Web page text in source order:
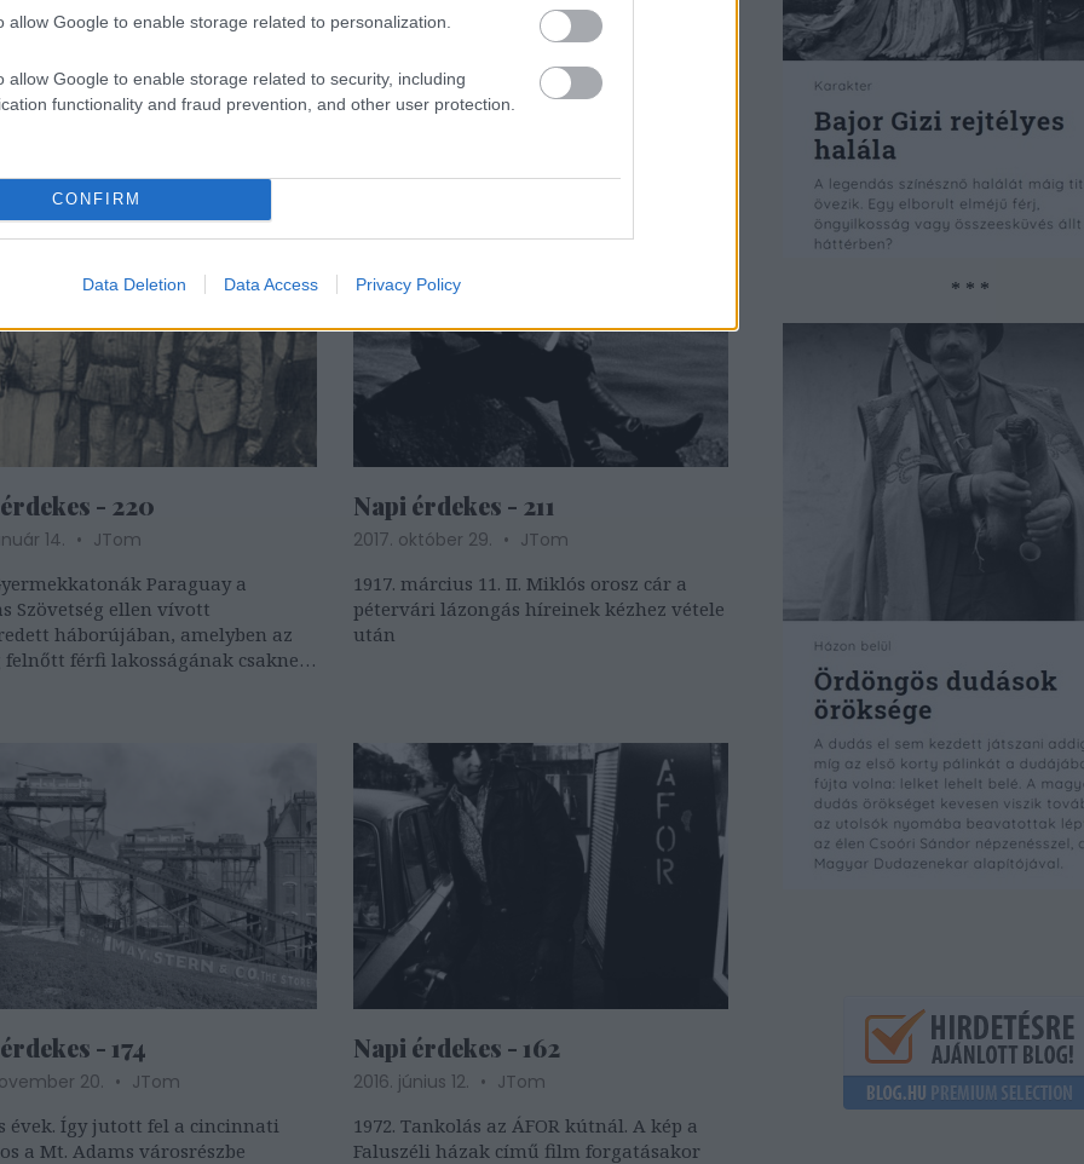
allow Google to enable storage related to personalization.
allow Google to enable storage related to security, including
functionality and fraud prevention, and other user protection.
CONFIRM
Data Deletion Data Access Privacy Policy
részesült oltásban, míg a
nem...
1890-es évek. Nasszer Aldin perzsa sah
(Naser al-Din Shah) két háremhölgye,
Teherán
- 220
14.
JTom
Paraguay a
Szövetség ellen vívott
háborújában, amelyben az
felnőtt férfi lakosságának csaknem
Napi érdekes - 211
2017. október 29.
JTom
1917. március 11. II. Miklós orosz cár a
pétervári lázongás híreinek kézhez vétele
után
- 174
20.
JTom
évek. Így jutott fel a cincinnati
a Mt. Adams városrészbe
Napi érdekes - 162
2016. június 12.
JTom
1972. Tankolás az ÁFOR kútnál. A kép a
Faluszéli házak című film forgatásakor
* * *